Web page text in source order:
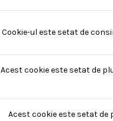
Cookie-ul este setat de
Acest cookie este setat de
Acest cookie este setat